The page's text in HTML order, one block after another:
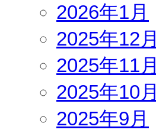
2026年1月
2025年12月
2025年11月
2025年10月
2025年9月